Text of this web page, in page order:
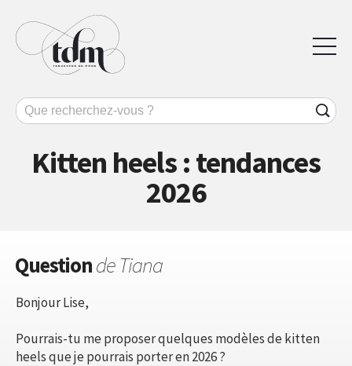
Kitten heels : tendances
2026
Questionde Tiana
Bonjour Lise,
Pourrais-tu me proposer quelques modèles de kitten
heels que je pourrais porter en 2026 ?